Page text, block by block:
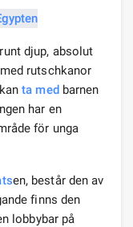
djup, absolut
rutschkanor
ta medbarnen
har en
för unga
en, består den av
finns den
lobbybar på